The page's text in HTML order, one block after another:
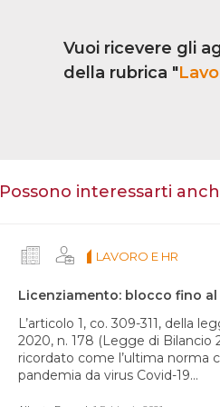
Vuoi ricevere gli
della rubrica "
essere
questo
campo
Possono interessarti
LAVORO E HR
Licenziamento: blocco fino al
L’articolo 1, co. 309-311, della
2020, n. 178 (Legge di Bilancio
ricordato come l’ultima norma
pandemia da virus Covid-19...